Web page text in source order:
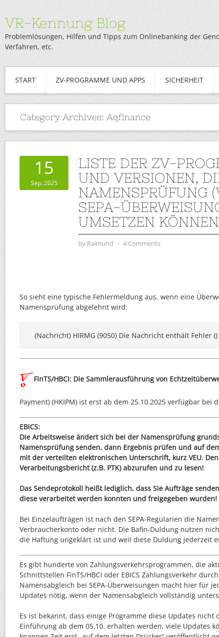
VR-Kennung Blog
Problemlösungen, Hilfen und Tipps zum Onlinebanking der
Verfahren, etc.
START ZV-PROGRAMME UND APPS SICHERHEIT
Category Archives: Aqfinance
15
Sep. 2025
LISTE DER ZV-
UND VERSIONEN,
NAMENSPRÜFUNG
SEPA-
UMSETZEN KÖNNEN
by Raimund ⋅ 4 Comments
So sieht eine typische Fehlermeldung aus, wenn eine
Namensprüfung abgelehnt wird:
(Nachricht) HIRMG (9050) Die Nachricht enthält Fehler
FinTS/HBCI: Die Sammlerausführung von
Payment) (HKIPM) ist erst ab dem 25.10.2025 verfügbar bei
EBICS:
Die Arbeitsweise ändert sich bei der Namensprüfung
Namensprüfung senden, dann Ergebnis prüfen und auf
mit der verteilten elektronischen Unterschrift, kurz VEU.
Verarbeitungsbericht (z.B. PTK) abzurufen und zu lesen!
Das Sendeprotokoll heißt lediglich, dass Sie Aufträge
diese verarbeitet werden konnten und freigegeben wurden!
Bei Einzelaufträgen ist nach den SEPA-Regularien die
Verbraucherkonto oder nicht. Die Bafin-Duldung nutzen
die Haftung ungeklärt ist und weil diese Duldung jederzeit
Es gibt hunderte von Zahlungsverkehrsprogrammen, die
Schnittstellen FinTS/HBCI oder EBICS Zahlungsverkehr
Namensabgleich bei SEPA-Überweisungen macht hier für
Updates nötig, wenn der Namensabgleich vollständig
Es ist bekannt, dass einige Programme diese Updates
Einführung ab dem 05.10. erhalten werden, viele Updates